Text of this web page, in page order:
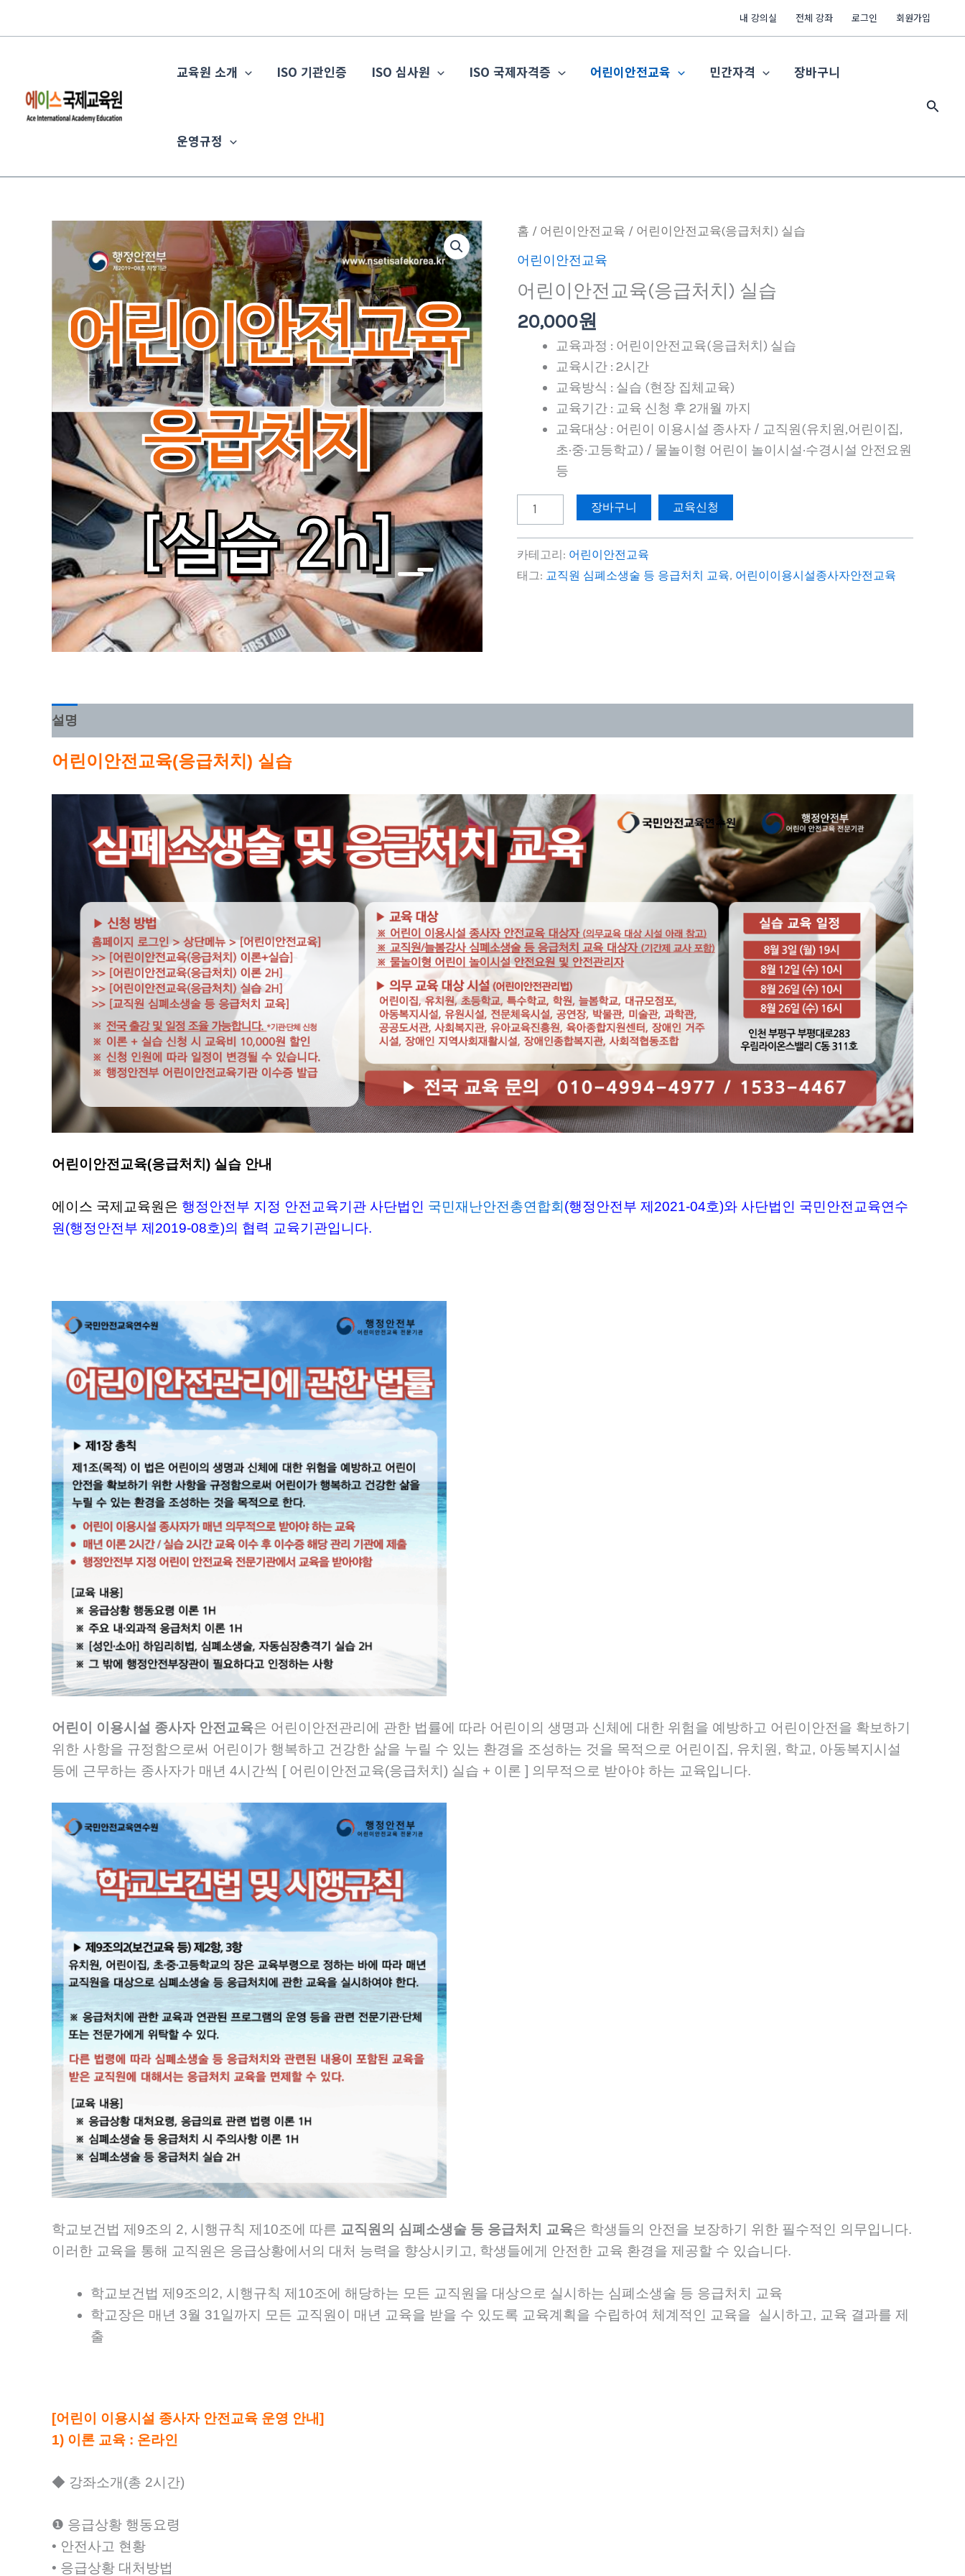
내 강의실 전체 강좌 로그인 회원가입
교육원 소개 ISO 기관인증 ISO 심사원 ISO 국제자격증 어린이안전교육 민간자격 장바구니
운영규정
검
홈 / 어린이안전교육 / 어린이안전교육(응급처치) 실습
어린이안전교육
어린이안전교육(응급처치) 실습
20,000원
교육과정 : 어린이안전교육(응급처치) 실습
교육시간 : 2시간
교육방식 : 실습 (현장 집체교육)
교육기간 : 교육 신청 후 2개월 까지
교육대상 : 어린이 이용시설 종사자 / 교직원(유치원,어린이집,
초·중·고등학교) / 물놀이형 어린이 놀이시설·수경시설 안전요원
등
어
린
이
안
전
량
장바구니 교육신청
카테고리: 어린이안전교육
태그: 교직원 심폐소생술 등 응급처치 교육, 어린이이용시설종사자안전교육
설명
어린이안전교육(응급처치) 실습
어린이안전교육(응급처치) 실습 안내
에이스 국제교육원은 행정안전부 지정 안전교육기관 사단법인 국민재난안전총연합회(행정안전부 제2021-04호)와 사단법인 국민안전교육연수
원(행정안전부 제2019-08호)의 협력 교육기관입니다.
어린이 이용시설 종사자 안전교육은 어린이안전관리에 관한 법률에 따라 어린이의 생명과 신체에 대한 위험을 예방하고 어린이안전을 확보하기
위한 사항을 규정함으로써 어린이가 행복하고 건강한 삶을 누릴 수 있는 환경을 조성하는 것을 목적으로 어린이집, 유치원, 학교, 아동복지시설
등에 근무하는 종사자가 매년 4시간씩 [ 어린이안전교육(응급처치) 실습 + 이론 ] 의무적으로 받아야 하는 교육입니다.
학교보건법 제9조의 2, 시행규칙 제10조에 따른 교직원의 심폐소생술 등 응급처치 교육은 학생들의 안전을 보장하기 위한 필수적인 의무입니다.
이러한 교육을 통해 교직원은 응급상황에서의 대처 능력을 향상시키고, 학생들에게 안전한 교육 환경을 제공할 수 있습니다.
학교보건법 제9조의2, 시행규칙 제10조에 해당하는 모든 교직원을 대상으로 실시하는 심폐소생술 등 응급처치 교육
학교장은 매년 3월 31일까지 모든 교직원이 매년 교육을 받을 수 있도록 교육계획을 수립하여 체계적인 교육을 실시하고, 교육 결과를 제
출
[어린이 이용시설 종사자 안전교육 운영 안내]
1) 이론 교육 : 온라인
◆ 강좌소개(총 2시간)
❶ 응급상황 행동요령
• 안전사고 현황
• 응급상황 대처방법